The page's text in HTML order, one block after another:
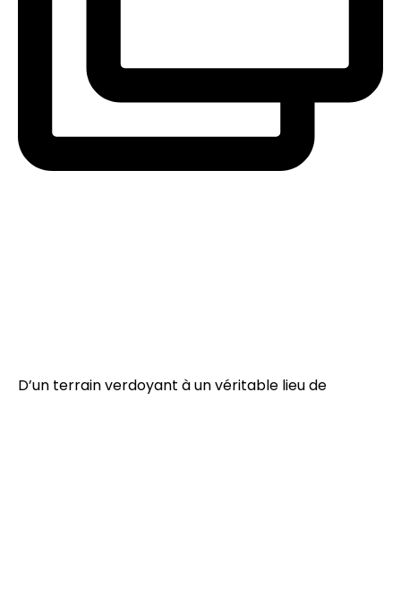
D’un terrain verdoyant à un véritable lieu de